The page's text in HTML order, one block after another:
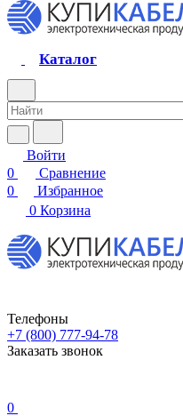
Каталог
Войти
0
Сравнение
0
Избранное
0 Корзина
Телефоны
+7 (800) 777-94-78
Заказать звонок
0